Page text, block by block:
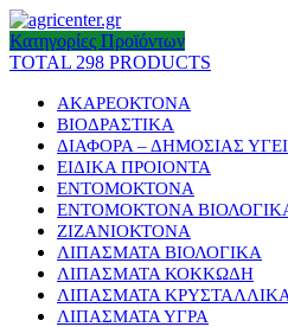
Κατηγορίες Προϊόντων
TOTAL 298 PRODUCTS
ΑΚΑΡΕΟΚΤΟΝΑ
ΒΙΟΔΡΑΣΤΙΚΑ
ΔΙΑΦΟΡΑ – ΔΗΜΟΣΙΑΣ
ΕΙΔΙΚΑ ΠΡΟΙΟΝΤΑ
ΕΝΤΟΜΟΚΤΟΝΑ
ΕΝΤΟΜΟΚΤΟΝΑ
ΖΙΖΑΝΙΟΚΤΟΝΑ
ΛΙΠΑΣΜΑΤΑ ΒΙΟΛΟΓΙΚΑ
ΛΙΠΑΣΜΑΤΑ ΚΟΚΚΩΔΗ
ΛΙΠΑΣΜΑΤΑ
ΛΙΠΑΣΜΑΤΑ ΥΓΡΑ